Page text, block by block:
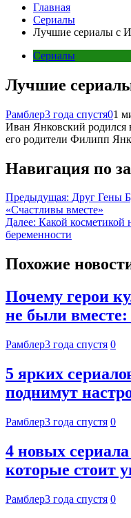
Главная
Сериалы
Лучшие сериалы с
Сериалы
Лучшие
Рамблер3 года спустя01
Иван Янковский родился
его родители Филипп
Навигация по
Предыдущая: Друг Гены
«Счастливы вместе»
Далее: Какой косметикой
беременности
Похожие
Почему герои
не были вместе:
Рамблер3 года спустя 0
5 ярких
поднимут
Рамблер3 года спустя 0
4 новых
которые стоит
Рамблер3 года спустя 0